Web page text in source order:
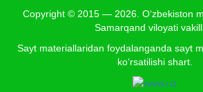
Copyright © 2015 — 2026. O‘zbekiston
Samarqand viloyati
Sayt materiallaridan foydalanganda sayt
ko‘rsatilishi shart.